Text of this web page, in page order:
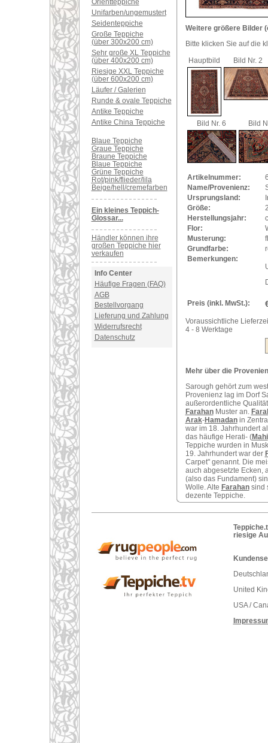
Orientteppiche
Unifarben/ungemustert
Seidenteppiche
Große Teppiche
(über 300x200 cm)
Sehr große XL Teppiche
(über 400x200 cm)
Riesige XXL Teppiche
(über 600x200 cm)
Läufer / Galerien
Runde & ovale Teppiche
Antike Teppiche
Antike China Teppiche
Blaue Teppiche
Graue Teppiche
Braune Teppiche
Blaue Teppiche
Grüne Teppiche
Rot/pink/flieder/lila
Beige/hell/cremefarben
Ein kleines Teppich-
Glossar...
Händler können ihre
großen Teppiche hier
verkaufen
Info Center
Häufige Fragen (FAQ)
AGB
Bestellvorgang
Lieferung und Zahlung
Widerrufsrecht
Datenschutz
Weitere größere Bilder
Bitte klicken Sie auf die
Hauptbild
Bild Nr. 2
Bild Nr. 6 Bild
Artikelnummer:
Name/Provenienz:
Ursprungsland:
Größe:
Herstellungsjahr:
Flor:
Musterung:
Grundfarbe:
Bemerkungen:
Preis (inkl. MwSt.):
Voraussichtliche
4 - 8 Werktage
Mehr über die
Sarough gehört zum
Provenienz lag im Dorf
außerordentliche
FarahanMuster an.
Arak-Hamadanin
war im 18. Jahrhundert
das häufige Herati- (Mahi
Teppiche wurden in
19. Jahrhundert war der
Carpet" genannt. Die
auch abgesetzte Ecken,
(also das Fundament)
Wolle. Alte Farahansind
dezente Teppiche.
riesige
United
USA /